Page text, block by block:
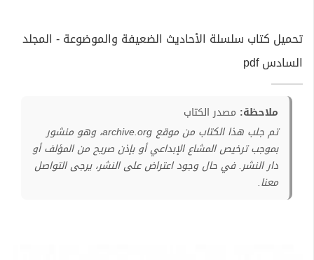
تحميل كتاب سلسلة الأحاديث الضعيفة والموضوعة - المجلد
السادس pdf
ملاحظة: مصدر الكتاب
تم جلب هذا الكتاب من موقع archive.org، وهو منشور
بموجب ترخيص المشاع الإبداعي أو بإذن صريح من المؤلف أو
دار النشر. في حال وجود اعتراض على النشر، يرجى التواصل
معنا.